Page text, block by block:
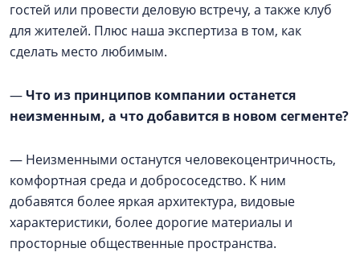
гостей или провести деловую встречу, а также клуб
для жителей. Плюс наша экспертиза в том, как
сделать место любимым.
—Что из принципов компании останется
неизменным, а что добавится в новом сегменте?
— Неизменными останутся человекоцентричность,
комфортная среда и добрососедство. К ним
добавятся более яркая архитектура, видовые
характеристики, более дорогие материалы и
просторные общественные пространства.